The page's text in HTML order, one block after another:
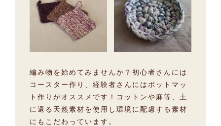
編み物を始めてみませんか？初心者さんには
コースター作り、経験者さんにはポットマッ
ト作りがオススメです！コットンや麻等、土
に還る天然素材を使用し環境に配慮する素材
にもこだわっています。